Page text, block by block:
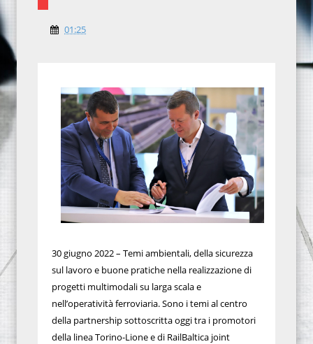
01:25
30 giugno 2022 – Temi ambientali, della sicurezza
sul lavoro e buone pratiche nella realizzazione di
progetti multimodali su larga scala e
nell’operatività ferroviaria. Sono i temi al centro
della partnership sottoscritta oggi tra i promotori
della linea Torino-Lione e di RailBaltica joint